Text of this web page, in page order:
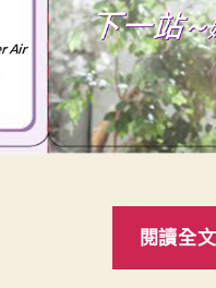
閱讀全文